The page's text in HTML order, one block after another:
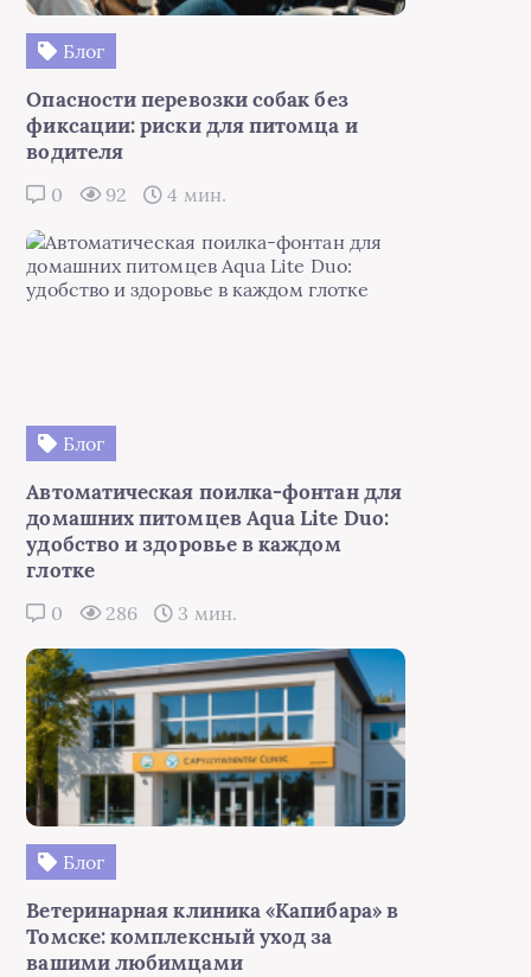
Блог
Опасности перевозки собак без
фиксации: риски для питомца и
водителя
0 92 4 мин.
Блог
Автоматическая поилка-фонтан для
домашних питомцев Aqua Lite Duo:
удобство и здоровье в каждом
глотке
0 286 3 мин.
Блог
Ветеринарная клиника «Капибара» в
Томске: комплексный уход за
вашими любимцами